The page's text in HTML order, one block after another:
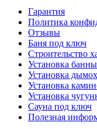
Гарантия
Политика
Отзывы
Баня под ключ
Строительство
Установка
Установка
Установка
Установка
Сауна под ключ
Полезная